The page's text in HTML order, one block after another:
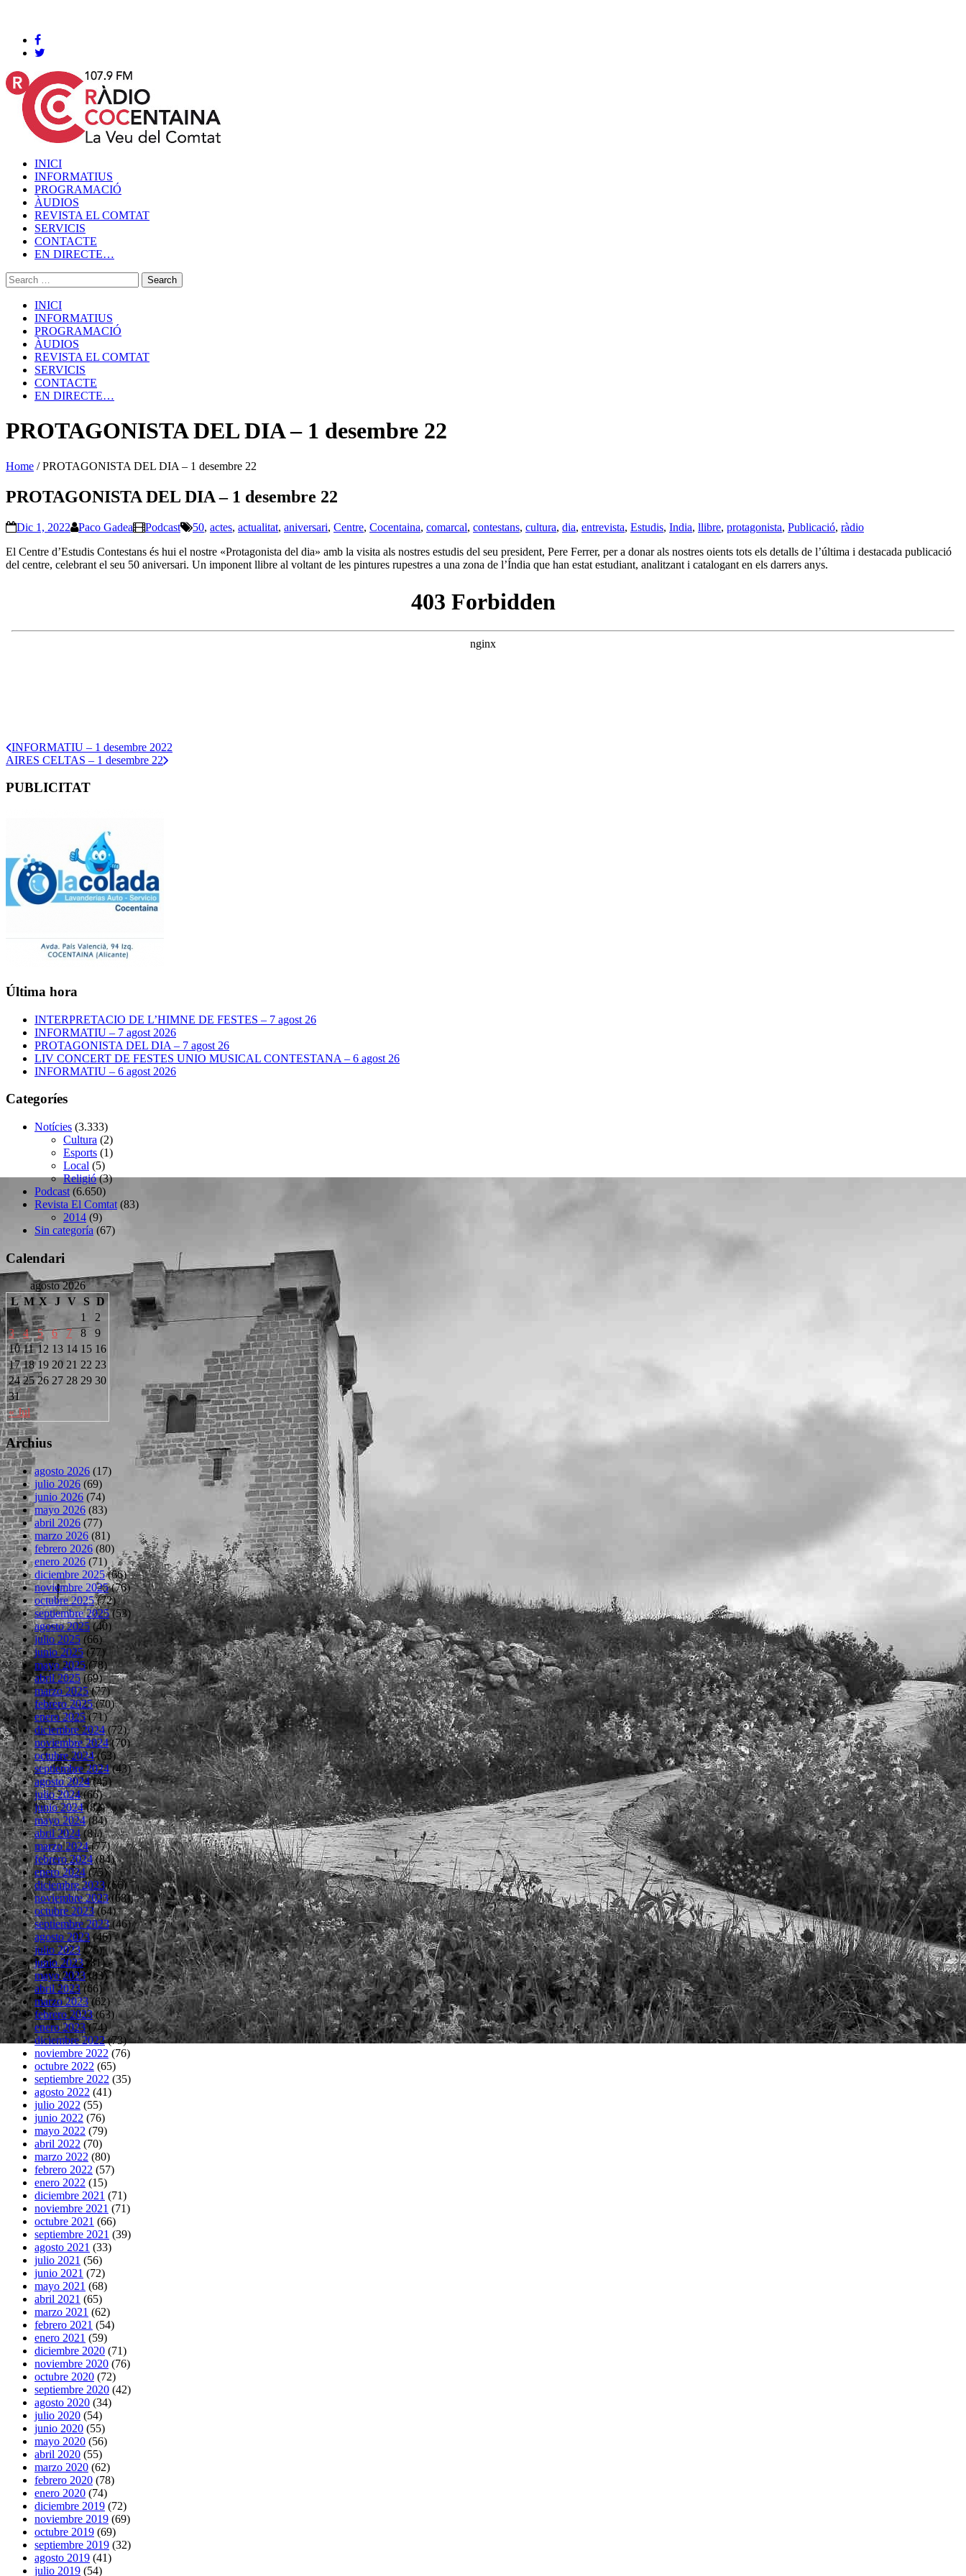
INICI
INFORMATIUS
PROGRAMACIÓ
ÀUDIOS
REVISTA EL COMTAT
SERVICIS
CONTACTE
EN DIRECTE…
INICI
INFORMATIUS
PROGRAMACIÓ
ÀUDIOS
REVISTA EL COMTAT
SERVICIS
CONTACTE
EN DIRECTE…
PROTAGONISTA DEL DIA – 1 desembre 22
Home /PROTAGONISTA DEL DIA – 1 desembre 22
PROTAGONISTA DEL DIA – 1 desembre 22
Dic 1, 2022 Paco Gadea Podcast 50, actes, actualitat, aniversari, Centre, Cocentaina, comarcal, contestans, cultura, dia, entrevista, Estudis, India, llibre, protagonista, Publicació, ràdio
El Centre d’Estudis Contestans és hui el nostre «Protagonista del dia» amb la visita als nostres estudis del seu president, Pere Ferrer, per a donar als nostres oients tots els detalls de l’última i destacada publicació
del centre, celebrant el seu 50 aniversari. Un imponent llibre al voltant de les pintures rupestres a una zona de l’Índia que han estat estudiant, analitzant i catalogant en els darrers anys.
INFORMATIU – 1 desembre 2022
AIRES CELTAS – 1 desembre 22
PUBLICITAT
Última hora
INTERPRETACIO DE L’HIMNE DE FESTES – 7 agost 26
INFORMATIU – 7 agost 2026
PROTAGONISTA DEL DIA – 7 agost 26
LIV CONCERT DE FESTES UNIO MUSICAL CONTESTANA – 6 agost 26
INFORMATIU – 6 agost 2026
Categoríes
Notícies (3.333)
Cultura (2)
Esports (1)
Local (5)
Religió(3)
Podcast (6.650)
Revista El Comtat (83)
2014 (9)
Sin categoría (67)
Calendari
agosto 2026
L M X J V S D
« Jul
1
2
3
4 5 6 7 8
9
10 11 12 13 14 15 16
17 18 19 20 21 22 23
24 25 26 27 28 29 30
31
Archius
agosto 2026 (17)
julio 2026 (69)
junio 2026 (74)
mayo 2026 (83)
abril 2026 (77)
marzo 2026 (81)
febrero 2026 (80)
enero 2026 (71)
diciembre 2025(66)
noviembre 2025(76)
octubre 2025(72)
septiembre 2025(53)
agosto 2025(40)
julio 2025 (66)
junio 2025(77)
mayo 2025(78)
abril 2025(69)
marzo 2025(77)
febrero 2025(70)
enero 2025(71)
diciembre 2024(72)
noviembre 2024(70)
octubre 2024(63)
septiembre 2024(43)
agosto 2024(45)
julio 2024(66)
junio 2024(82)
mayo 2024(84)
abril 2024(81)
marzo 2024(77)
febrero 2024(84)
enero 2024(75)
diciembre 2023(66)
noviembre 2023(68)
octubre 2023(64)
septiembre 2023(46)
agosto 2023(46)
julio 2023(75)
junio 2023(81)
mayo 2023(83)
abril 2023(66)
marzo 2023(62)
febrero 2023(63)
enero 2023(74)
diciembre 2022(73)
noviembre 2022 (76)
octubre 2022 (65)
septiembre 2022 (35)
agosto 2022 (41)
julio 2022 (55)
junio 2022 (76)
mayo 2022 (79)
abril 2022 (70)
marzo 2022 (80)
febrero 2022 (57)
enero 2022 (15)
diciembre 2021 (71)
noviembre 2021 (71)
octubre 2021 (66)
septiembre 2021 (39)
agosto 2021 (33)
julio 2021 (56)
junio 2021 (72)
mayo 2021 (68)
abril 2021 (65)
marzo 2021 (62)
febrero 2021 (54)
enero 2021 (59)
diciembre 2020 (71)
noviembre 2020 (76)
octubre 2020 (72)
septiembre 2020 (42)
agosto 2020 (34)
julio 2020 (54)
junio 2020 (55)
mayo 2020 (56)
abril 2020 (55)
marzo 2020 (62)
febrero 2020 (78)
enero 2020 (74)
diciembre 2019 (72)
noviembre 2019 (69)
octubre 2019 (69)
septiembre 2019 (32)
agosto 2019 (41)
julio 2019 (54)